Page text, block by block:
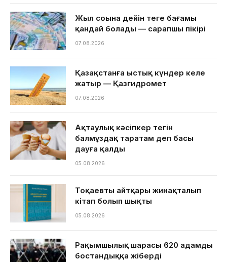
Жыл соңына дейін теңге бағамы
қандай болады — сарапшы пікірі
07.08.2026
Қазақстанға ыстық күндер келе
жатыр — Қазгидромет
07.08.2026
Ақтаулық кәсіпкер тегін
балмұздақ таратам деп басы
дауға қалды
05.08.2026
Тоқаевтың айтқары жинақталып
кітап болып шықты
05.08.2026
Рақымшылық шарасы 620 адамды
бостандыққа жіберді